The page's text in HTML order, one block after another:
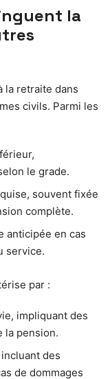
la
la retraite dans
civils. Parmi les
le grade.
souvent fixée
complète.
anticipée en cas
service.
par :
impliquant des
la pension.
des
de dommages